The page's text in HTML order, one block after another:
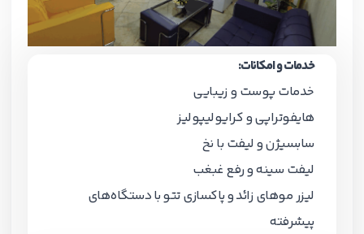
خدمات و امکانات:
خدمات پوست و زیبایی
هایفوتراپی و کرایولیپولیز
سابسیژن و لیفت با نخ
لیفت سینه و رفع غبغب
لیزر موهای زائد و پاکسازی تتو با دستگاه‌های
پیشرفته